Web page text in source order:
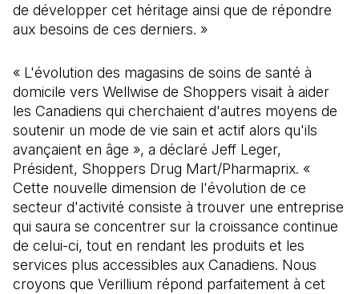
de développer cet héritage ainsi que de répondre
aux besoins de ces derniers. »
« L'évolution des magasins de soins de santé à
domicile vers Wellwise de Shoppers visait à aider
les Canadiens qui cherchaient d'autres moyens de
soutenir un mode de vie sain et actif alors qu'ils
avançaient en âge », a déclaré Jeff Leger,
Président, Shoppers Drug Mart/Pharmaprix. «
Cette nouvelle dimension de l'évolution de ce
secteur d'activité consiste à trouver une entreprise
qui saura se concentrer sur la croissance continue
de celui-ci, tout en rendant les produits et les
services plus accessibles aux Canadiens. Nous
croyons que Verillium répond parfaitement à cet